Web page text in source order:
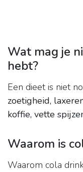
Wat mag je
hebt?
Een dieet is niet
zoetigheid,
koffie, vette
Waarom is
Waarom cola